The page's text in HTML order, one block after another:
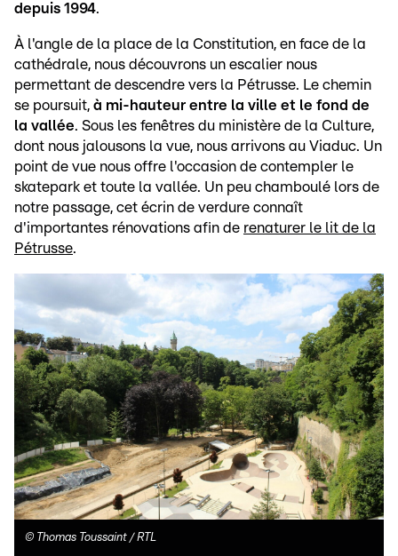
depuis 1994.
À l'angle de la place de la Constitution, en face de la
cathédrale, nous découvrons un escalier nous
permettant de descendre vers la Pétrusse. Le chemin
se poursuit, à mi-hauteur entre la ville et le fond de
la vallée. Sous les fenêtres du ministère de la Culture,
dont nous jalousons la vue, nous arrivons au Viaduc. Un
point de vue nous offre l'occasion de contempler le
skatepark et toute la vallée. Un peu chamboulé lors de
notre passage, cet écrin de verdure connaît
d'importantes rénovations afin de renaturer le lit de la
Pétrusse.
© Thomas Toussaint / RTL